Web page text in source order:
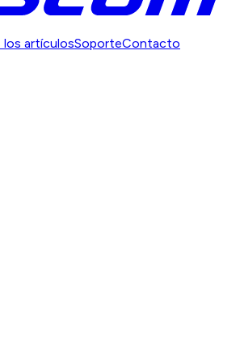
los artículosSoporteContacto